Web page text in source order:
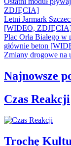
ZDJĘCIA]
Letni Jarmark
[WIDEO,
Plac Orła Białego
głównie beton
Zmiany drogowe
Najnowsze
Czas Reakcji
Trochę